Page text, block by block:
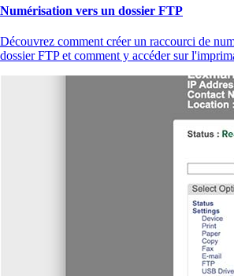
Numérisation vers un dossier FTP
Découvrez comment créer un raccourci de
dossier FTP et comment y accéder sur